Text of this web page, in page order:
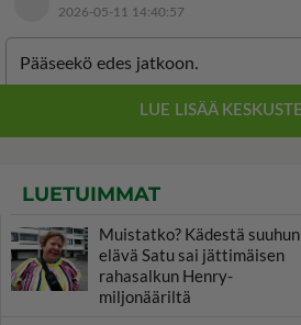
LUETUIMMAT
Muistatko? Kädestä suuhun
elävä Satu sai jättimäisen
rahasalkun Henry-
miljonääriltä